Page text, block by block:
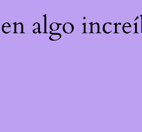
en algo